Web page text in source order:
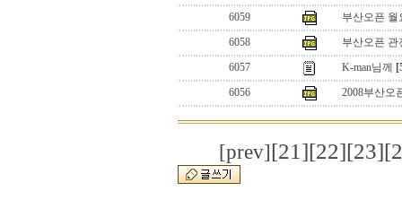
6059
부산오픈 월
6058
부산오픈 관
6057
K-man님께
6056
2008부산오
[prev][21][22][23]